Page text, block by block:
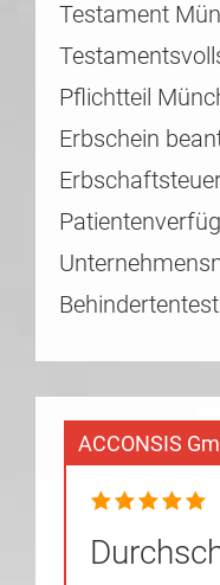
Testament
Pflichtteil
Erbschein
ACCONSIS